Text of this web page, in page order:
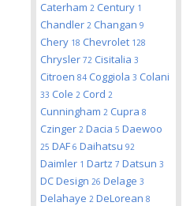
Caterham 2 Century 1
Chandler 2 Changan 9
Chery 18 Chevrolet 128
Chrysler 72 Cisitalia 3
Citroen 84 Coggiola 3 Colani
33 Cole 2 Cord 2
Cunningham 2 Cupra 8
Czinger 2 Dacia 5 Daewoo
25 DAF 6 Daihatsu 92
Daimler 1 Dartz 7 Datsun 3
DC Design 26 Delage 3
Delahaye 2 DeLorean 8